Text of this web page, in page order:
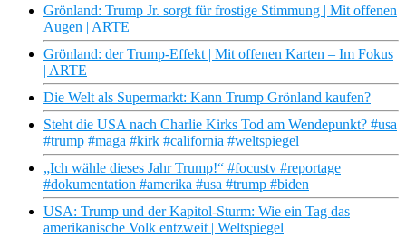
Grönland: Trump Jr. sorgt für frostige Stimmung | Mit offenen
Augen | ARTE
Grönland: der Trump-Effekt | Mit offenen Karten – Im Fokus
| ARTE
Die Welt als Supermarkt: Kann Trump Grönland kaufen?
Steht die USA nach Charlie Kirks Tod am Wendepunkt? #usa
#trump #maga #kirk #california #weltspiegel
„Ich wähle dieses Jahr Trump!“ #focustv #reportage
#dokumentation #amerika #usa #trump #biden
USA: Trump und der Kapitol-Sturm: Wie ein Tag das
amerikanische Volk entzweit | Weltspiegel